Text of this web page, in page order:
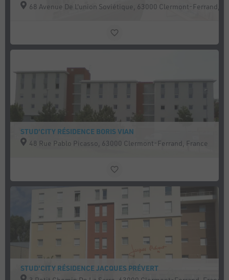
68 Avenue De L'union Soviétique, 63000 Clermont-Ferrand,
STUD'CITY RÉSIDENCE BORIS VIAN
48 Rue Pablo Picasso, 63000 Clermont-Ferrand, France
STUD'CITY RÉSIDENCE JACQUES PRÉVERT